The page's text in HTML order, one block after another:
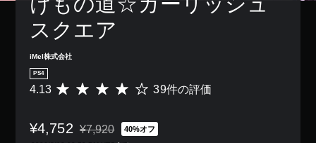
スクエア
iMel株式会社
PS4
評
は
3
4.13 39件の評価
¥4,752 通常価格¥7,920より値引き
¥7,920 40%オフ